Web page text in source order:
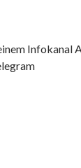
Infokanal